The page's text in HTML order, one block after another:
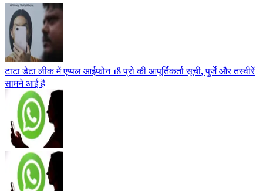
टाटा डेटा लीक में एप्पल आईफोन 18 प्रो की आपूर्तिकर्ता सूची, पुर्जे और तस्वीरें
सामने आई है